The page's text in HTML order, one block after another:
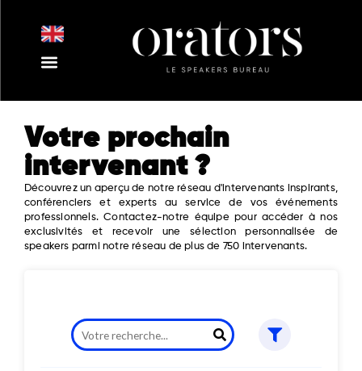
Votre prochain
intervenant ?
Découvrez un aperçu de notre réseau d'intervenants inspirants,
conférenciers et experts au service de vos événements
professionnels. Contactez-notre équipe pour accéder à nos
exclusivités et recevoir une sélection personnalisée de
speakers parmi notre réseau de plus de 750 intervenants.